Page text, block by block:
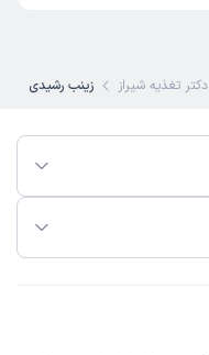
دکتر تغذیه شیراز زینب رشیدی